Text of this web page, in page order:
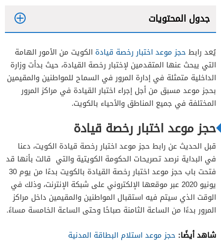
جدول المحتويات
يُعد رابط حجز موعد اختبار رخصة قيادة الكويت من الأمور الهامة
التي يبحث عنها المتقدمين لإختبار رخصة القيادة، حيث بدأت وزارة
الداخلية متمثلة في إدارة المرور في السماح للمواطنين والمقيمين
بحجز موعد مسبق من أجل إجراء اختبار القيادة في مراكز المرور
المختلفة في جميع المناطق والأحياء بالكويت.
حجز موعد اختبار رخصة قيادة
قبل الحديث عن رابط حجز موعد اختبار رخصة قيادة الكويت، دعنا
في البداية نرصد تصريحات الحكومة الكويتية والتي قالت بأنها قد
فتحت باب حجز موعد اختبار رخصة القيادة بالكويت بدءًا من يوم 30
يونيو 2020 عبر موقعها الإلكتروني على شبكة الإنترنت، وذلك في
الوقت الذي سيتم فيه استقبال المواطنين والمقيمين داخل مراكز
المرور بدءًا من الساعة الثامنة صباحًا وحتى الساعة الخامسة مساءً.
شاهد أيضًا: حجز موعد استلام البطاقة المدنية